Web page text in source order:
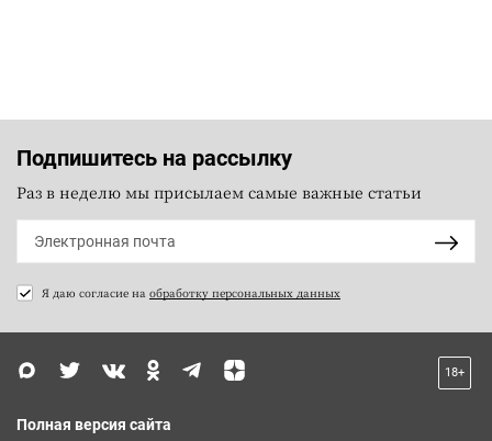
Подпишитесь на рассылку
Раз в неделю мы присылаем самые важные статьи
Я даю согласие на обработку персональных данных
18+
Полная версия сайта